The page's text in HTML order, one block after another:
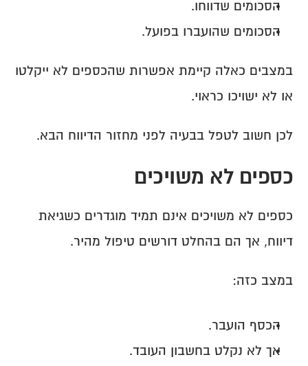
הסכומים שדווחו.
הסכומים שהועברו בפועל.
או לא ישויכו כראוי.
לכן חשוב לטפל בבעיה לפני מחזור הדיווח הבא.
כספים לא משויכים
דיווח, אך הם בהחלט דורשים טיפול מהיר.
במצב כזה:
הכסף הועבר.
אך לא נקלט בחשבון העובד.